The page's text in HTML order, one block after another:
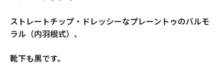
ストレートチップ・ドレッシーなプレーントゥのバルモ
ラル（内羽根式）、
靴下も黒です。